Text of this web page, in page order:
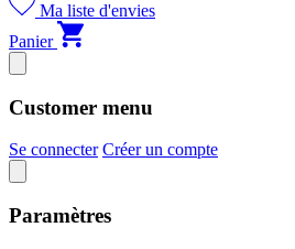
Ma liste d'envies
Panier
Customer menu
Se connecter Créer un compte
Paramètres